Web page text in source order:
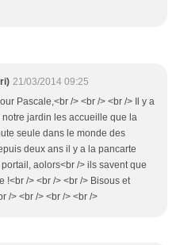
21/03/2014 09:25
Pascale,<br /> <br /> <br /> Il y a
jardin les accueille que la
seule dans le monde des
deux ans il y a la pancarte
aolors<br /> ils savent que
!<br /> <br /> <br /> Bisous et
/> <br /> <br /> <br />